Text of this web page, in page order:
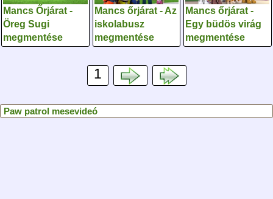
Mancs Őrjárat -
Öreg Sugi
megmentése
Mancs őrjárat - Az
iskolabusz
megmentése
Mancs őrjárat -
Egy büdös virág
megmentése
1
Paw patrol mesevideó